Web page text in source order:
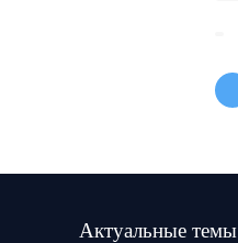
Актуальные темы